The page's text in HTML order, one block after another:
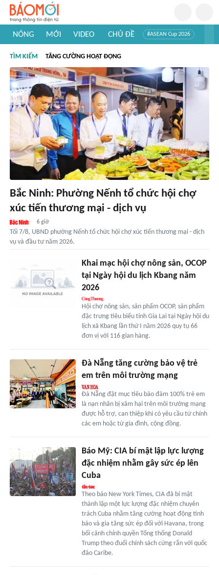
NÓNG MỚI VIDEO CHỦ ĐỀ #ASEAN Cup 2026
#Khám phá thế giới
TÌM KIẾM TĂNG CƯỜNG HOẠT ĐỘNG
Bắc Ninh: Phường Nếnh tổ chức hội chợ
xúc tiến thương mại - dịch vụ
6 giờ
Tối 7/8, UBND phường Nếnh tổ chức hội chợ xúc tiến thương mại - dịch
vụ và đầu tư năm 2026.
Khai mạc hội chợ nông sản, OCOP
tại Ngày hội du lịch Kbang năm
2026
Hội chợ nông sản, sản phẩm OCOP, sản phẩm
đặc trưng tiêu biểu tỉnh Gia Lai tại Ngày hội du
lịch xã Kbang lần thứ I năm 2026 quy tụ 66
đơn vị với 116 gian hàng.
Đà Nẵng tăng cường bảo vệ trẻ
em trên môi trường mạng
Đà Nẵng đặt mục tiêu bảo đảm 100% trẻ em
là nạn nhân bị xâm hại trên môi trường mạng
được hỗ trợ, can thiệp khi có yêu cầu từ chính
các em hoặc từ gia đình, cộng đồng.
Báo Mỹ: CIA bí mật lập lực lượng
đặc nhiệm nhằm gây sức ép lên
Cuba
Theo báo New York Times, CIA đã bí mật
thành lập một lực lượng đặc nhiệm chuyên
trách Cuba nhằm tăng cường hoạt động tình
báo và gia tăng sức ép đối với Havana, trong
bối cảnh chính quyền Tổng thống Donald
Trump theo đuổi chính sách cứng rắn với quốc
đảo Caribe.